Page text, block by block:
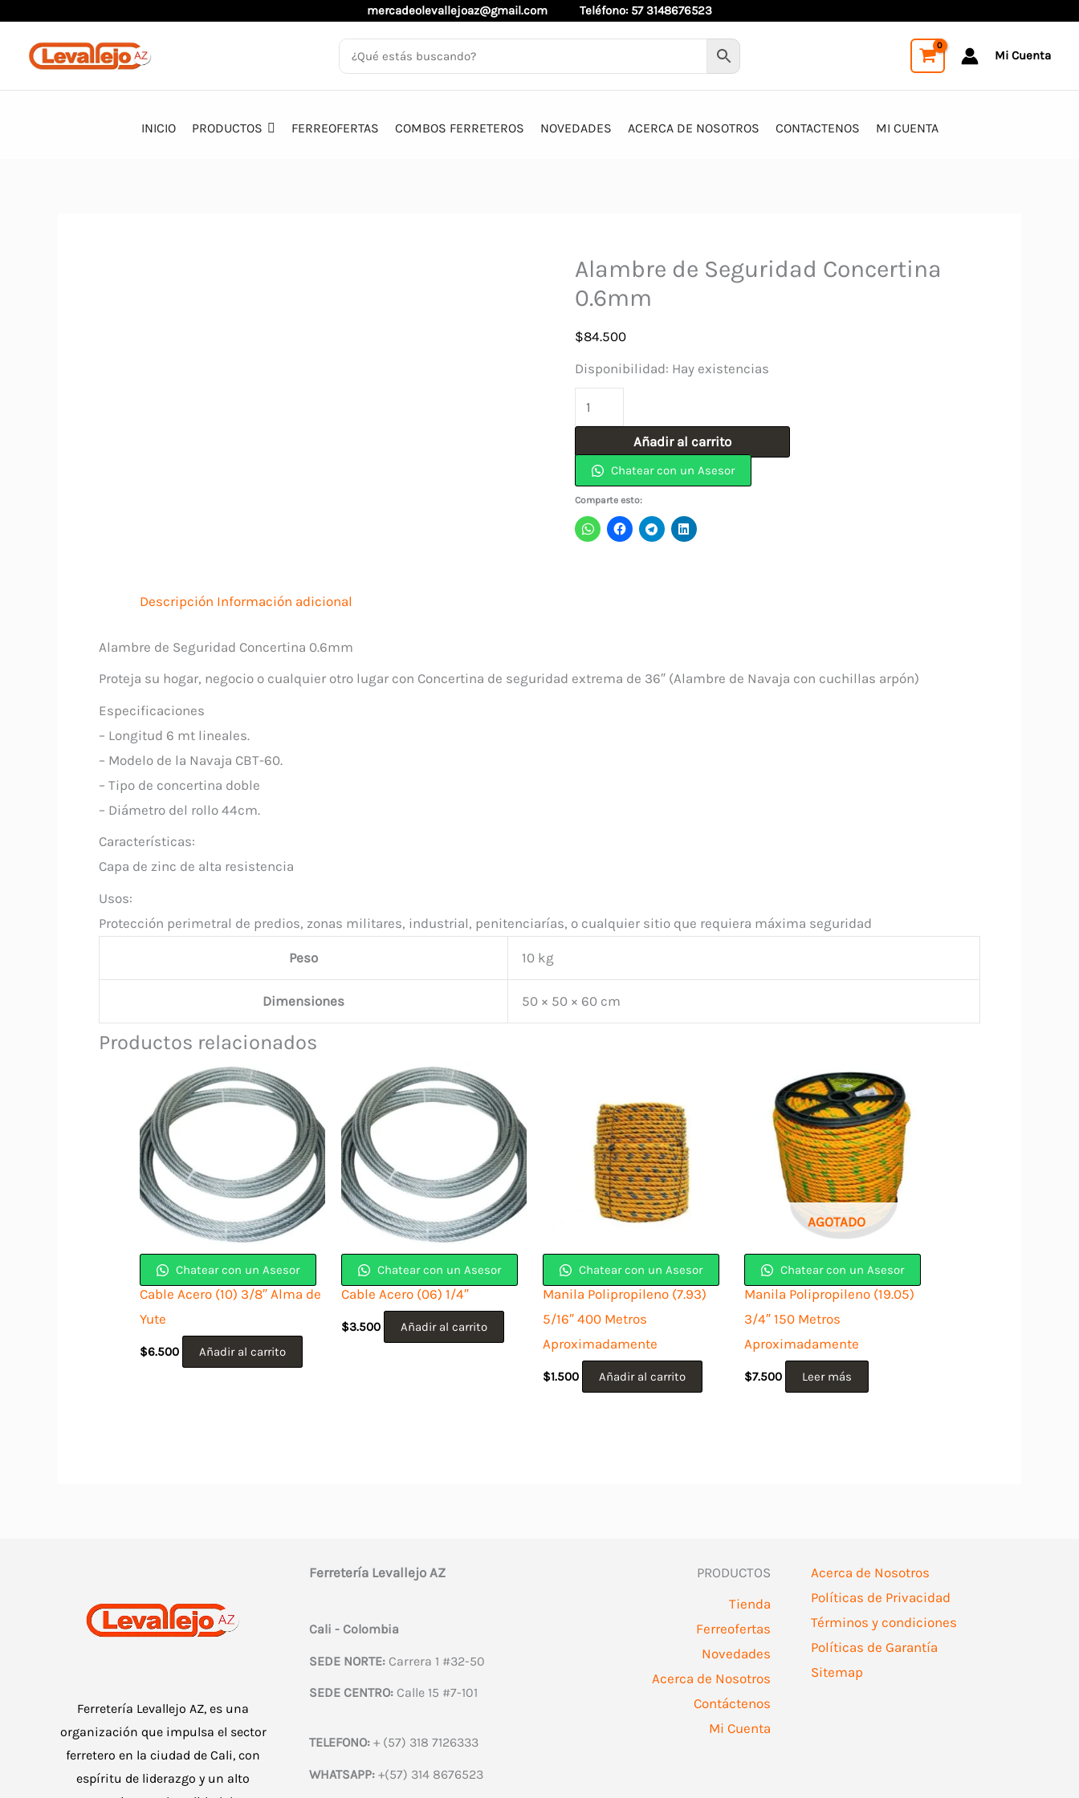
contenido
mercadeolevallejoaz@gmail.com Teléfono: 57 3148676523
Mi Cuenta
INICIO PRODUCTOS FERREOFERTAS COMBOS FERRETEROS NOVEDADES ACERCA DE NOSOTROS CONTACTENOS MI CUENTA
Alambre de Seguridad Concertina
0.6mm
$84.500
Disponibilidad: Hay existencias
Alambre
de
Seguridad
Concertina
0.6mm
cantidad
Añadir al carrito
Chatear con un Asesor
Comparte esto:
Descripción Información adicional
Alambre de Seguridad Concertina 0.6mm
Proteja su hogar, negocio o cualquier otro lugar con Concertina de seguridad extrema de 36″ (Alambre de Navaja con cuchillas arpón)
Especificaciones
– Longitud 6 mt lineales.
– Modelo de la Navaja CBT-60.
– Tipo de concertina doble
– Diámetro del rollo 44cm.
Características:
Capa de zinc de alta resistencia
Usos:
Protección perimetral de predios, zonas militares, industrial, penitenciarías, o cualquier sitio que requiera máxima seguridad
Peso 10 kg
Dimensiones 50 × 50 × 60 cm
Productos relacionados
Chatear con un Asesor
Cable Acero (10) 3/8″ Alma de
Yute
$6.500 Añadir al carrito
Chatear con un Asesor
Cable Acero (06) 1/4″
$3.500 Añadir al carrito
Chatear con un Asesor
Manila Polipropileno (7.93)
5/16″ 400 Metros
Aproximadamente
$1.500 Añadir al carrito
AGOTADO
Chatear con un Asesor
Manila Polipropileno (19.05)
3/4″ 150 Metros
Aproximadamente
$7.500 Leer más
Ferretería Levallejo AZ, es una
organización que impulsa el sector
ferretero en la ciudad de Cali, con
espíritu de liderazgo y un alto
Ferretería Levallejo AZ
Cali - Colombia
SEDE NORTE:Carrera 1 #32-50
SEDE CENTRO:Calle 15 #7-101
TELEFONO:+ (57) 318 7126333
WHATSAPP:+(57) 314 8676523
PRODUCTOS
Tienda
Ferreofertas
Novedades
Acerca de Nosotros
Contáctenos
Mi Cuenta
Acerca de Nosotros
Políticas de Privacidad
Términos y condiciones
Políticas de Garantía
Sitemap